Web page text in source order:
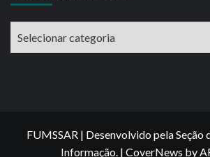
FUMSSAR | Desenvolvido pela Seção
Informação. | CoverNews by